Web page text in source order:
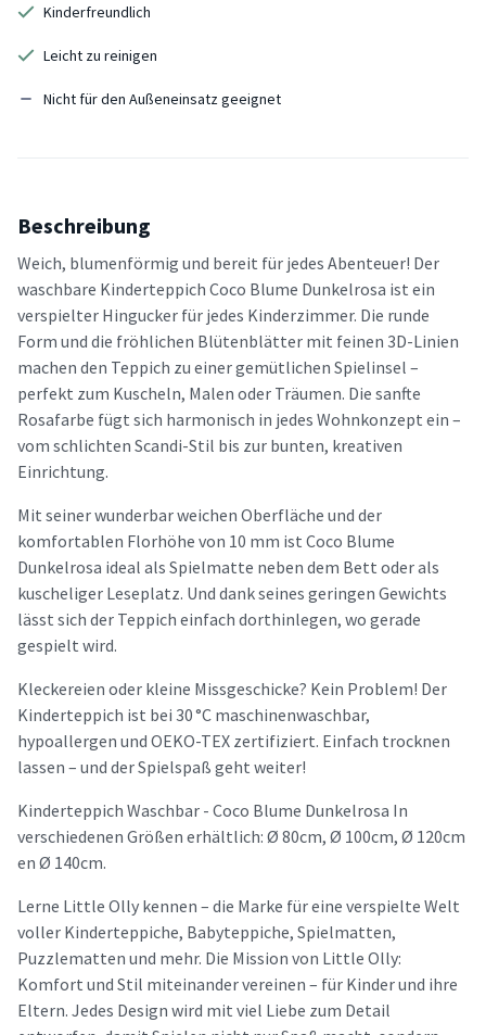
Kinderfreundlich
Leicht zu reinigen
Nicht für den Außeneinsatz geeignet
Beschreibung
Weich, blumenförmig und bereit für jedes Abenteuer! Der
waschbare Kinderteppich Coco Blume Dunkelrosa ist ein
verspielter Hingucker für jedes Kinderzimmer. Die runde
Form und die fröhlichen Blütenblätter mit feinen 3D-Linien
machen den Teppich zu einer gemütlichen Spielinsel –
perfekt zum Kuscheln, Malen oder Träumen. Die sanfte
Rosafarbe fügt sich harmonisch in jedes Wohnkonzept ein –
vom schlichten Scandi-Stil bis zur bunten, kreativen
Einrichtung.
Mit seiner wunderbar weichen Oberfläche und der
komfortablen Florhöhe von 10 mm ist Coco Blume
Dunkelrosa ideal als Spielmatte neben dem Bett oder als
kuscheliger Leseplatz. Und dank seines geringen Gewichts
lässt sich der Teppich einfach dorthinlegen, wo gerade
gespielt wird.
Kleckereien oder kleine Missgeschicke? Kein Problem! Der
Kinderteppich ist bei 30 °C maschinenwaschbar,
hypoallergen und OEKO-TEX zertifiziert. Einfach trocknen
lassen – und der Spielspaß geht weiter!
Kinderteppich Waschbar - Coco Blume Dunkelrosa In
verschiedenen Größen erhältlich: Ø 80cm, Ø 100cm, Ø 120cm
en Ø 140cm.
Lerne Little Olly kennen – die Marke für eine verspielte Welt
voller Kinderteppiche, Babyteppiche, Spielmatten,
Puzzlematten und mehr. Die Mission von Little Olly:
Komfort und Stil miteinander vereinen – für Kinder und ihre
Eltern. Jedes Design wird mit viel Liebe zum Detail